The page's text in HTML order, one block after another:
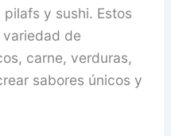
y sushi. Estos
de
carne, verduras,
sabores únicos y